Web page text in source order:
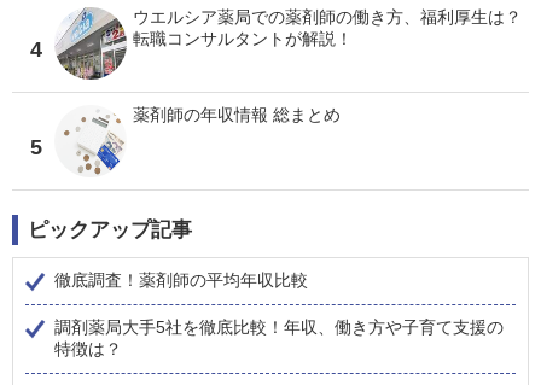
4
ウエルシア薬局での薬剤師の働き方、福利厚生は？
転職コンサルタントが解説！
5
薬剤師の年収情報 総まとめ
ピックアップ記事
徹底調査！薬剤師の平均年収比較
調剤薬局大手5社を徹底比較！年収、働き方や子育て支援の
特徴は？